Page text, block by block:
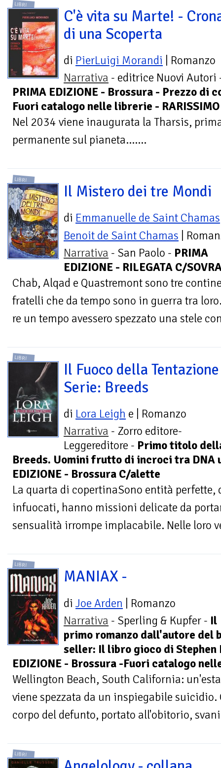
LIBRI
C'è vita su Marte! -
di una Scoperta
di PierLuigi Morandi | Romanzo
Narrativa - editrice Nuovi Autori
PRIMA EDIZIONE - Brossura - Prezzo di
Fuori catalogo nelle librerie - RARISSIMO
Nel 2034 viene inaugurata la Tharsis,
permanente sul pianeta.......
LIBRI
Il Mistero dei tre Mondi
di Emmanuelle de Saint Chamas
Benoit de Saint Chamas |
Narrativa - San Paolo - PRIMA
EDIZIONE - RILEGATA C/
Chab, Alqad e Quastremont sono tre
fratelli che da tempo sono in guerra tra
re un tempo avessero spezzato una stele
LIBRI
Il Fuoco della
Serie: Breeds
di Lora Leigh e
| Romanzo
Narrativa - Zorro editore-
Leggereditore - Primo titolo
Breeds. Uomini frutto di incroci tra DNA
EDIZIONE - Brossura C/alette
La quarta di copertinaSono entità
infuocati, hanno missioni delicate da
sensualità irrompe implacabile. Nelle loro
LIBRI
MANIAX -
di Joe Arden | Romanzo
Narrativa - Sperling & Kupfer - Il
primo romanzo dall'autore del
seller: Il libro gioco di Stephen
EDIZIONE - Brossura -Fuori catalogo
Wellington Beach, South California:
viene spezzata da un inspiegabile suicidio.
corpo del defunto, portato all'obitorio,
LIBRI